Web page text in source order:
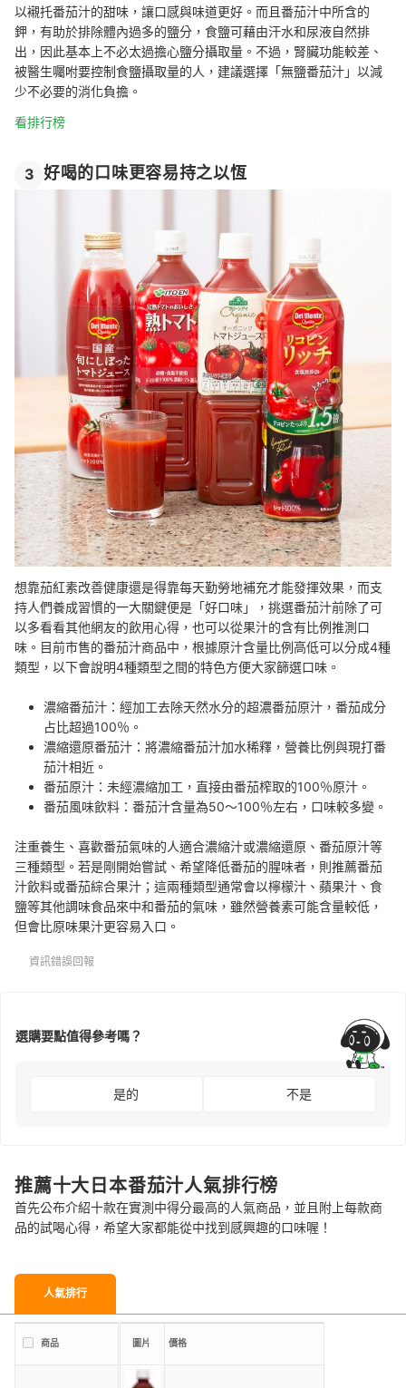
以襯托番茄汁的甜味，讓口感與味道更好。而且番茄汁中所含的
鉀，有助於排除體內過多的鹽分，食鹽可藉由汗水和尿液自然排
出，因此基本上不必太過擔心鹽分攝取量。不過，腎臟功能較差、
被醫生囑咐要控制食鹽攝取量的人，建議選擇「無鹽番茄汁」以減
少不必要的消化負擔。
看排行榜
3 好喝的口味更容易持之以恆
想靠茄紅素改善健康還是得靠每天勤勞地補充才能發揮效果，而支
持人們養成習慣的一大關鍵便是「好口味」，挑選番茄汁前除了可
以多看看其他網友的飲用心得，也可以從果汁的含有比例推測口
味。目前市售的番茄汁商品中，根據原汁含量比例高低可以分成4種
類型，以下會說明4種類型之間的特色方便大家篩選口味。
濃縮番茄汁：經加工去除天然水分的超濃番茄原汁，番茄成分
占比超過100％。
濃縮還原番茄汁：將濃縮番茄汁加水稀釋，營養比例與現打番
茄汁相近。
番茄原汁：未經濃縮加工，直接由番茄榨取的100％原汁。
番茄風味飲料：番茄汁含量為50～100％左右，口味較多變。
注重養生、喜歡番茄氣味的人適合濃縮汁或濃縮還原、番茄原汁等
三種類型。若是剛開始嘗試、希望降低番茄的腥味者，則推薦番茄
汁飲料或番茄綜合果汁；這兩種類型通常會以檸檬汁、蘋果汁、食
鹽等其他調味食品來中和番茄的氣味，雖然營養素可能含量較低，
但會比原味果汁更容易入口。
資訊錯誤回報
選購要點值得參考嗎？
是的 不是
推薦十大日本番茄汁人氣排行榜
首先公布介紹十款在實測中得分最高的人氣商品，並且附上每款商
品的試喝心得，希望大家都能從中找到感興趣的口味喔！
人氣排行
商品 圖片 價格